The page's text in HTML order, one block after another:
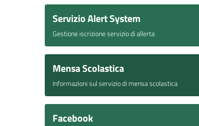
Servizio Alert System
Gestione iscrizione servizio di allerta
Mensa Scolastica
Informazioni sul servizio di mensa scolastica
Facebook